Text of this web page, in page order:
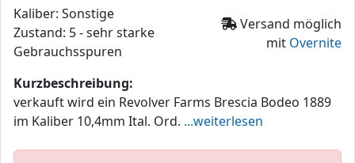
Versand möglich
mit Overnite
Kaliber: Sonstige
Zustand: 5 - sehr starke
Gebrauchsspuren
Kurzbeschreibung:
verkauft wird ein Revolver Farms Brescia Bodeo 1889
im Kaliber 10,4mm Ital. Ord. ...weiterlesen